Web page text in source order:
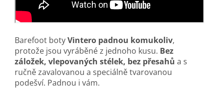
Barefoot botyVintero padnou komukoliv,
protože jsou vyráběné z jednoho kusu. Bez
záložek, vlepovaných stélek, bez přesahů a s
ručně zavalovanou a speciálně tvarovanou
podešví. Padnou i vám.